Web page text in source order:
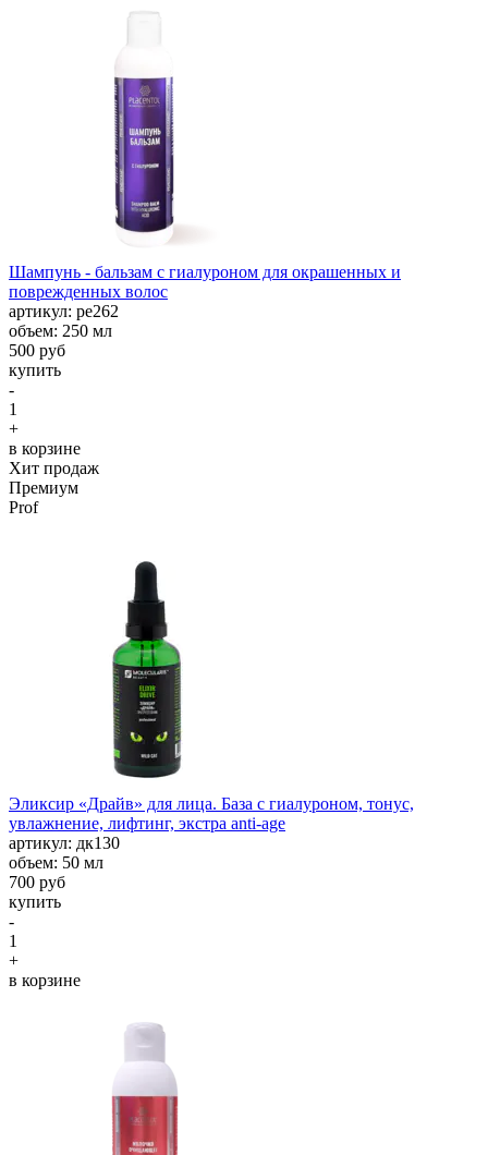
Шампунь - бальзам с гиалуроном для окрашенных и
поврежденных волос
aртикул: ре262
объем: 250 мл
500 руб
купить
-
1
+
в корзине
Хит продаж
Премиум
Prof
Эликсир «Драйв» для лица. База с гиалуроном, тонус,
увлажнение, лифтинг, экстра anti-age
aртикул: дк130
объем: 50 мл
700 руб
купить
-
1
+
в корзине